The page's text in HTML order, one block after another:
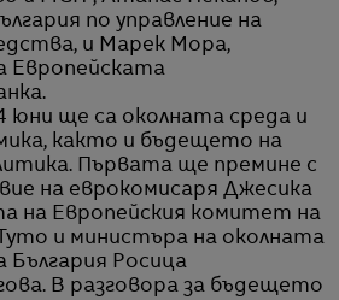
по управление на
и Марек Мора,
Европейската
ще са околната среда и
както и бъдещето на
Първата ще премине с
на еврокомисаря Джесика
на Европейския комитет на
и министъра на околната
България Росица
В разговора за бъдещето